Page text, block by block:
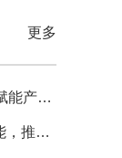
更多
奋进自贸港·企业动态｜海南南繁种业集团加快推进科创平台项目建设，赋能产业运营提质增效
奋进自贸港·关注｜从“土著豆”到“杯中香”，海垦企业寻找海南“罗豆”新可能，推动咖啡产业发展